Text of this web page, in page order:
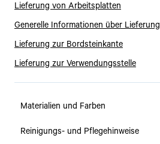
Lieferung von Arbeitsplatten
Generelle Informationen über Lieferung
Lieferung zur Bordsteinkante
Lieferung zur Verwendungsstelle
Materialien und Farben
Reinigungs- und Pflegehinweise